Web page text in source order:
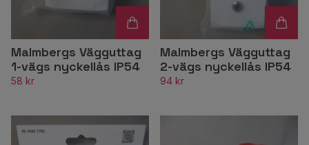
Malmbergs Vägguttag
1-vägs nyckellås IP54
58 kr
Malmbergs Vägguttag
2-vägs nyckellås IP54
94 kr